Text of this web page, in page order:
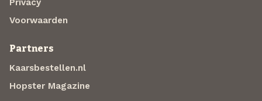
Voorwaarden
Partners
Kaarsbestellen.nl
Hopster Magazine